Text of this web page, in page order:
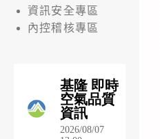
資訊安全專區
內控稽核專區